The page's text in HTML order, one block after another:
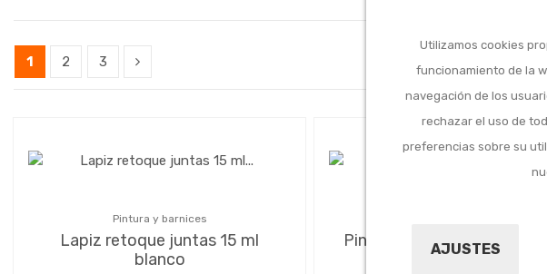
Utilizamos cookies
funcionamiento de la
navegación de los
rechazar el uso de
preferencias sobre su
AJUSTES
1 2 3
Pintura y barnices
Lapiz retoque juntas 15 ml
blanco
Pintura plastica una capa
4 l azul suave